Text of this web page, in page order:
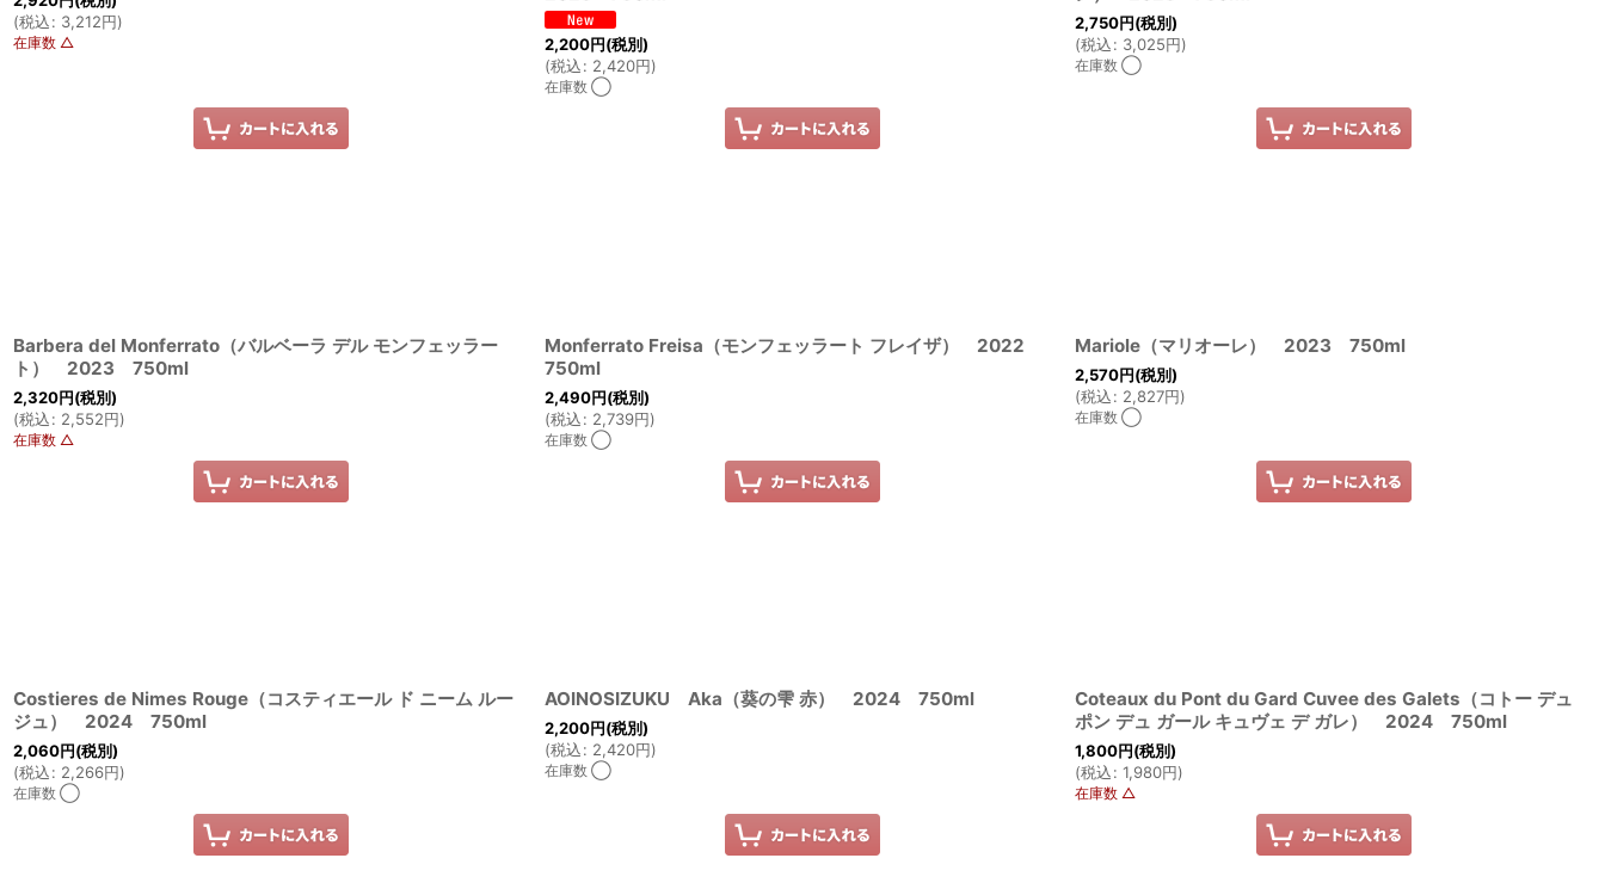
(税込: 3,212円)
在庫数 △ 2,200円(税別)
(税込: 2,420円)
在庫数 ◯
2,750円(税別)
(税込: 3,025円)
在庫数 ◯
Barbera del Monferrato（バルベーラ デル モンフェッラー
ト） 2023 750ml
2,320円(税別)
(税込: 2,552円)
在庫数 △
Monferrato Freisa（モンフェッラート フレイザ） 2022
750ml
2,490円(税別)
(税込: 2,739円)
在庫数 ◯
Mariole（マリオーレ） 2023 750ml
2,570円(税別)
(税込: 2,827円)
在庫数 ◯
Costieres de Nimes Rouge（コスティエール ド ニーム ルー
ジュ） 2024 750ml
2,060円(税別)
(税込: 2,266円)
在庫数 ◯
AOINOSIZUKU Aka（葵の雫 赤） 2024 750ml
2,200円(税別)
(税込: 2,420円)
在庫数 ◯
Coteaux du Pont du Gard Cuvee des Galets（コトー デュ
ポン デュ ガール キュヴェ デ ガレ） 2024 750ml
1,800円(税別)
(税込: 1,980円)
在庫数 △